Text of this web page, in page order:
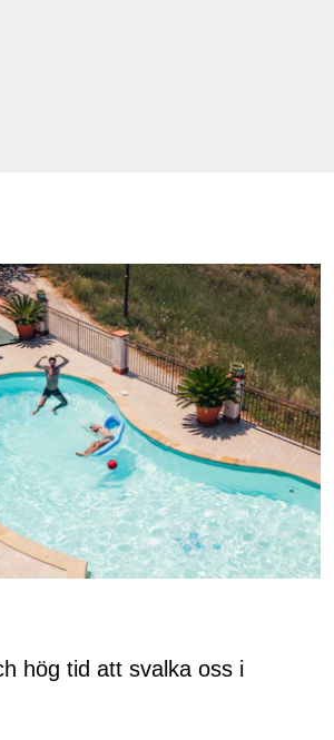
hög tid att svalka oss i